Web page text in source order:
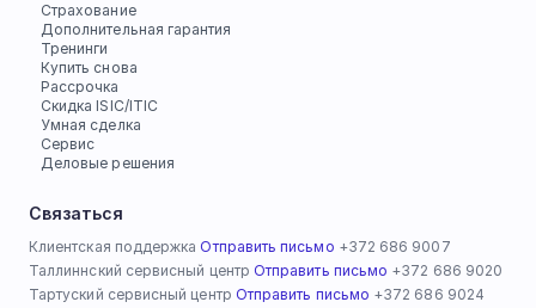
Страхование
Дополнительная гарантия
Тренинги
Купить снова
Рассрочка
Скидка ISIC/ITIC
Умная сделка
Сервис
Деловые решения
Связаться
Клиентская поддержка Отправить письмо +372 686 9007
Таллиннский сервисный центр Отправить письмо +372 686 9020
Тартуский сервисный центр Отправить письмо +372 686 9024